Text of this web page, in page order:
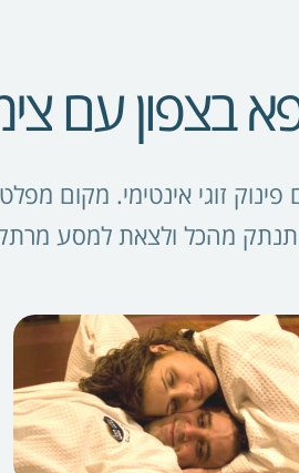
בצפון עם
זוגי אינטימי. מקום
מהכל ולצאת למסע